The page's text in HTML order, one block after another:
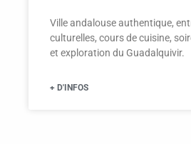
Ville andalouse authentique,
culturelles, cours de cuisine,
et exploration du Guadalquivir.
+ D'INFOS